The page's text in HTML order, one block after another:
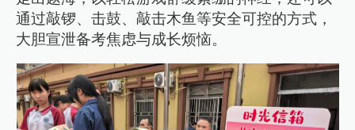
通过敲锣、击鼓、敲击木鱼等安全可控的方式，
大胆宣泄备考焦虑与成长烦恼。